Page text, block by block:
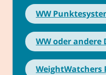
WW
WW oder andere
WeightWatchers